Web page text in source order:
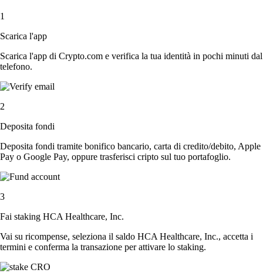
1
Scarica l'app
Scarica l'app di Crypto.com e verifica la tua identità in pochi minuti dal
telefono.
2
Deposita fondi
Deposita fondi tramite bonifico bancario, carta di credito/debito, Apple
Pay o Google Pay, oppure trasferisci cripto sul tuo portafoglio.
3
Fai staking HCA Healthcare, Inc.
Vai su ricompense, seleziona il saldo HCA Healthcare, Inc., accetta i
termini e conferma la transazione per attivare lo staking.